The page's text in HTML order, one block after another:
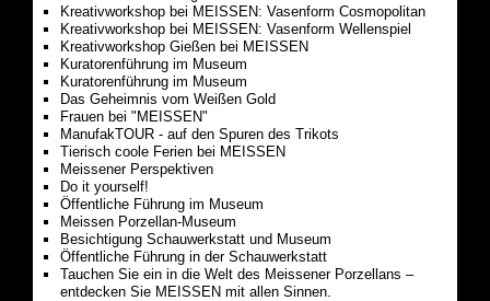
Kreativworkshop bei MEISSEN: Vasenform Cosmopolitan
Kreativworkshop bei MEISSEN: Vasenform Wellenspiel
Kreativworkshop Gießen bei MEISSEN
Kuratorenführung im Museum
Kuratorenführung im Museum
Das Geheimnis vom Weißen Gold
Frauen bei "MEISSEN"
ManufakTOUR - auf den Spuren des Trikots
Tierisch coole Ferien bei MEISSEN
Meissener Perspektiven
Do it yourself!
Öffentliche Führung im Museum
Meissen Porzellan-Museum
Besichtigung Schauwerkstatt und Museum
Öffentliche Führung in der Schauwerkstatt
Tauchen Sie ein in die Welt des Meissener Porzellans –
entdecken Sie MEISSEN mit allen Sinnen.